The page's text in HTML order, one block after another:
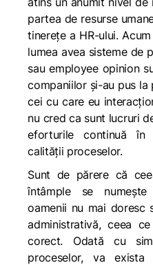
partea de resurse
tinerețe a HR-ului.
lumea avea sisteme de
sau employee opinion
companiilor și-au pus
cei cu care eu
nu cred ca sunt lucruri
eforturile continuă
calității proceselor.
Sunt de părere că
întâmple se numește
oamenii nu mai doresc
administrativă, ceea
corect. Odată cu
proceselor, va